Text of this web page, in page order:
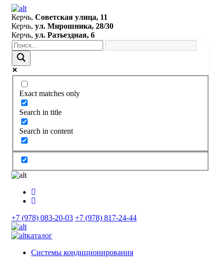
Керчь, Советская улица, 11
Керчь, ул. Мирошника, 28/30
Керчь, ул. Разъездная, 6
Exact matches only
Search in title
Search in content
+7 (978) 083-20-03 +7 (978) 817-24-44
каталог
Системы кондиционирования